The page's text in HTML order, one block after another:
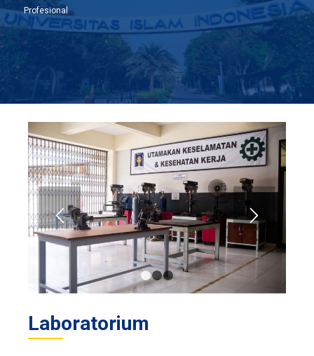
Profesional
1
Laboratorium